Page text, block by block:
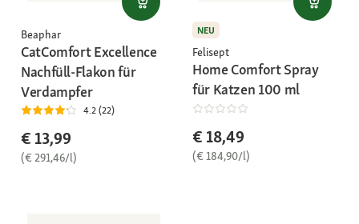
Beaphar
CatComfort Excellence
Nachfüll-Flakon für
Verdampfer
4.2 (22)
€ 13,99
(€ 291,46/l)
NEU
Felisept
Home Comfort Spray
für Katzen 100 ml
€ 18,49
(€ 184,90/l)